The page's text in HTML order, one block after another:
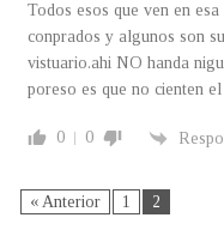
Todos esos que ven en
conprados y algunos son
vistuario.ahi NO handa
poreso es que no cienten
0 0
« Anterior 1 2